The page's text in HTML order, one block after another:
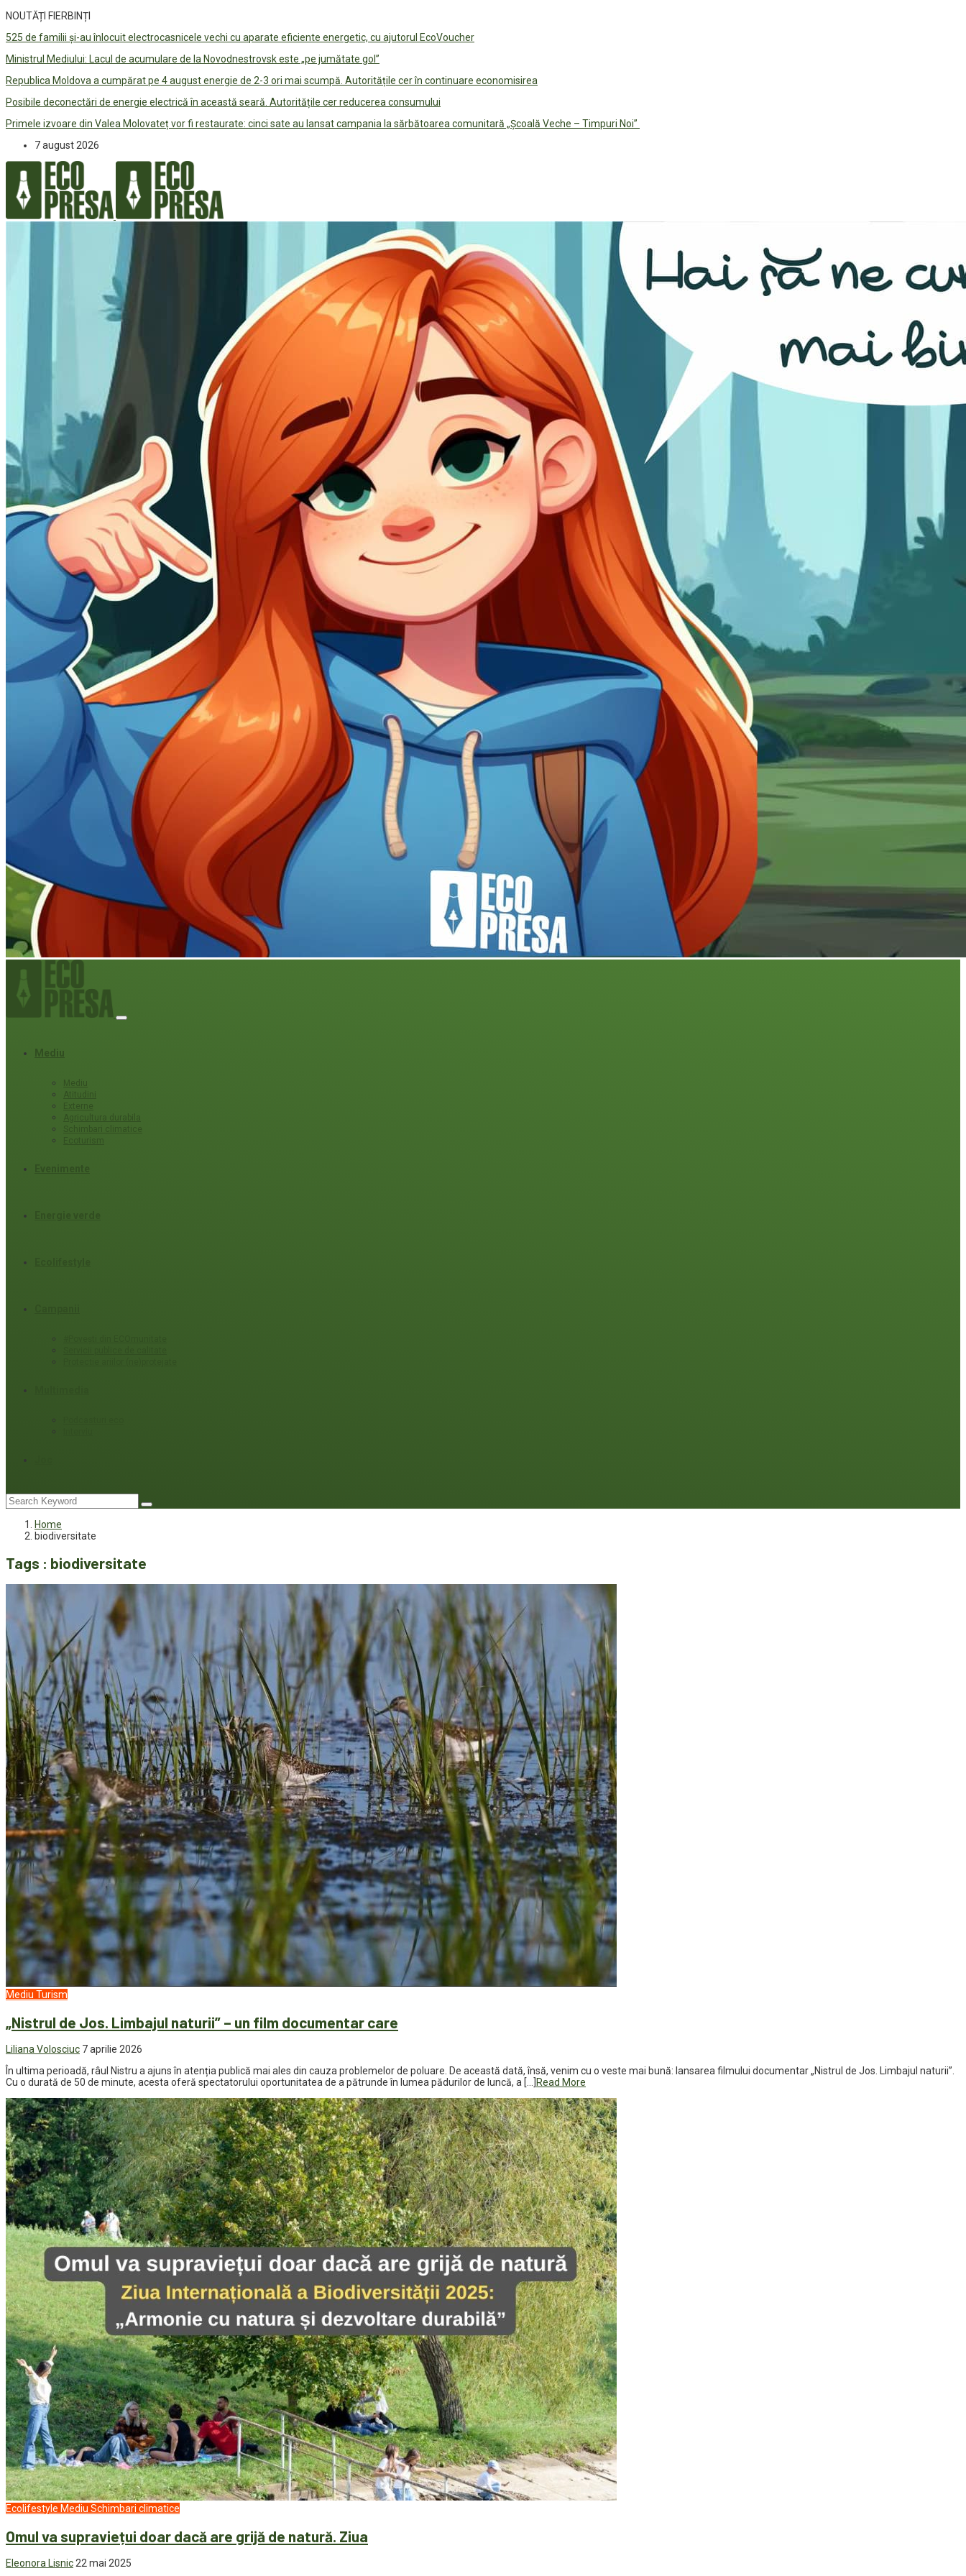
NOUTĂȚI FIERBINȚI
525 de familii și-au înlocuit electrocasnicele vechi cu aparate eficiente energetic, cu ajutorul EcoVoucher
Ministrul Mediului: Lacul de acumulare de la Novodnestrovsk este „pe jumătate gol”
Republica Moldova a cumpărat pe 4 august energie de 2-3 ori mai scumpă. Autoritățile cer în continuare economisirea
Posibile deconectări de energie electrică în această seară. Autoritățile cer reducerea consumului
Primele izvoare din Valea Molovateț vor fi restaurate: cinci sate au lansat campania la sărbătoarea comunitară „Școală Veche – Timpuri Noi”
7 august 2026
Mediu
Mediu
Atitudini
Externe
Agricultura durabila
Schimbari climatice
Ecoturism
Home
biodiversitate
Tags : biodiversitate
Mediu Turism
„Nistrul de Jos. Limbajul naturii” – un film documentar care
Liliana Volosciuc 7 aprilie 2026
În ultima perioadă, râul Nistru a ajuns în atenția publică mai ales din cauza problemelor de poluare. De această dată, însă, venim cu o veste mai bună: lansarea filmului documentar „Nistrul de Jos. Limbajul naturii”.
Cu o durată de 50 de minute, acesta oferă spectatorului oportunitatea de a pătrunde în lumea pădurilor de luncă, a […] Read More
Ecolifestyle Mediu Schimbari climatice
Omul va supraviețui doar dacă are grijă de natură. Ziua
Eleonora Lisnic 22 mai 2025